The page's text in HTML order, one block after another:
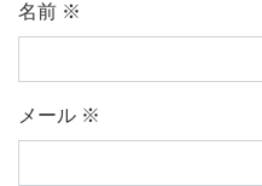
名前 ※
メール ※